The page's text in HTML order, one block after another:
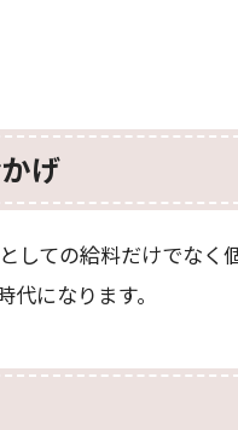
げ
しての給料だけでなく
になります。